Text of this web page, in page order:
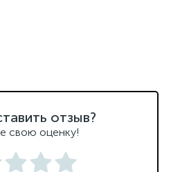
отзыв?
свою оценку!